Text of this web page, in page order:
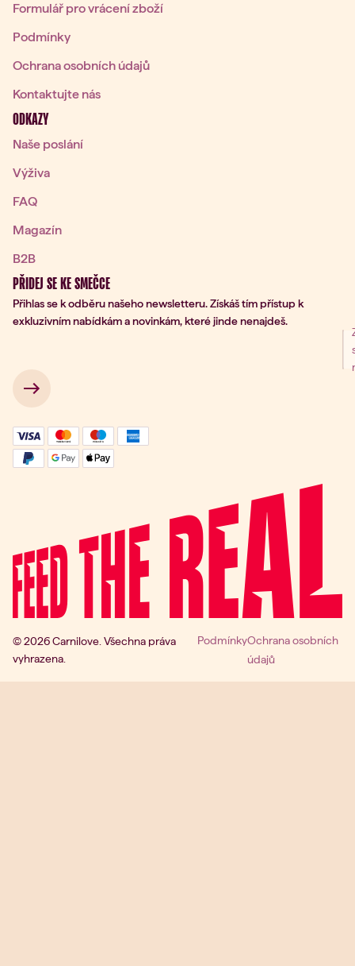
Formulář pro vrácení zboží
Podmínky
Ochrana osobních údajů
Kontaktujte nás
ODKAZY
Naše poslání
Výživa
FAQ
Magazín
B2B
PŘIDEJ SE KE SMEČCE
Přihlas se k odběru našeho newsletteru. Získáš tím přístup k
exkluzivním nabídkám a novinkám, které jinde nenajdeš.
k odběru
→
© 2026 Carnilove. Všechna práva
vyhrazena.
PodmínkyOchrana osobních
údajů